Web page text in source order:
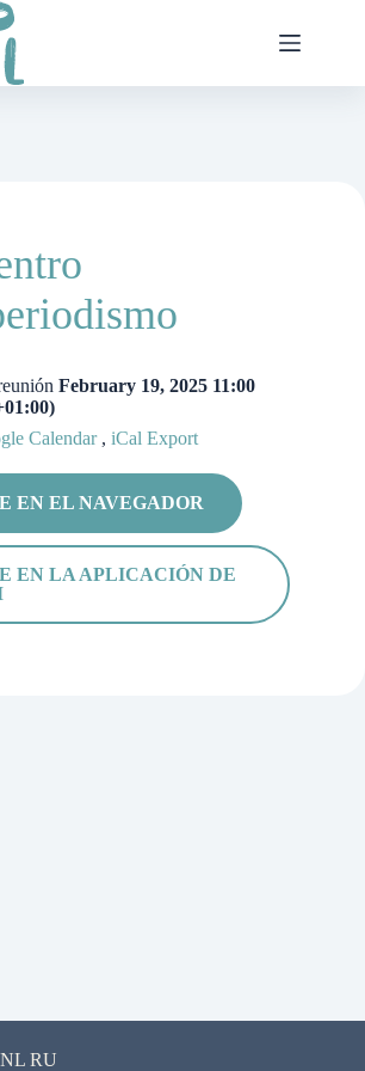
February 19, 2025 11:00
Calendar, iCal Export
EN EL NAVEGADOR
EN LA APLICACIÓN DE
NL RU